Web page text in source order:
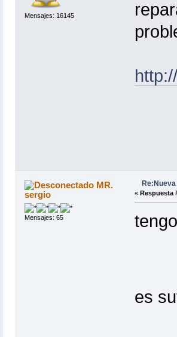
Mensajes: 16145
MR.
sergio
Mensajes: 65
« Respuesta
es